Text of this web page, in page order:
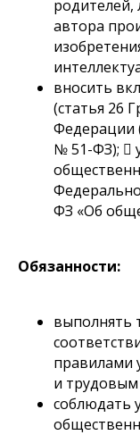
автора
вносить
(статья 26
Федерации
№ 51-ФЗ); 
ФЗ «Об
Обязанности:
выполнять
правилами
и трудовым
соблюдать